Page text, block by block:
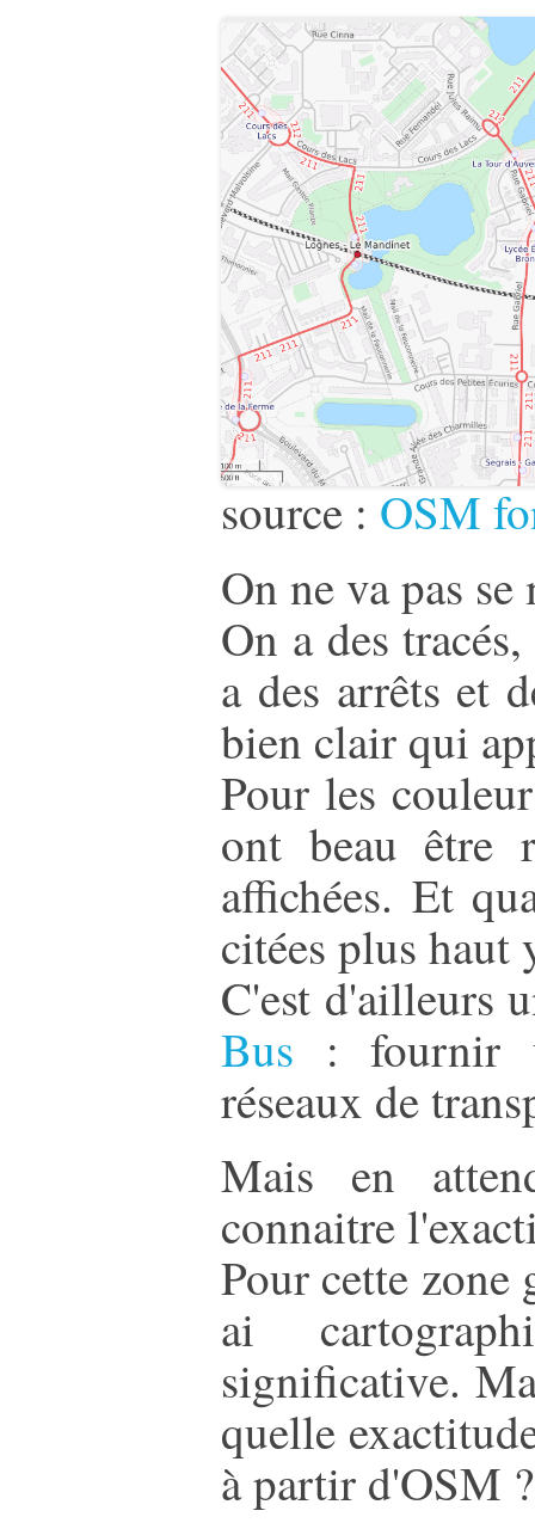
source : OSM
On ne va pas
On a des
a des arrêts et
bien clair qui
Pour les
ont beau être
affichées. Et
citées plus haut
C'est d'ailleurs
Bus : fournir
réseaux de
Mais en
connaitre
Pour cette zone
ai
significative.
quelle
à partir d'OSM ?